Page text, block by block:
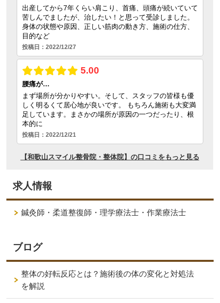
求人情報
鍼灸師・柔道整復師・理学療法士・作業療法士
ブログ
整体の好転反応とは？施術後の体の変化と対処法
を解説